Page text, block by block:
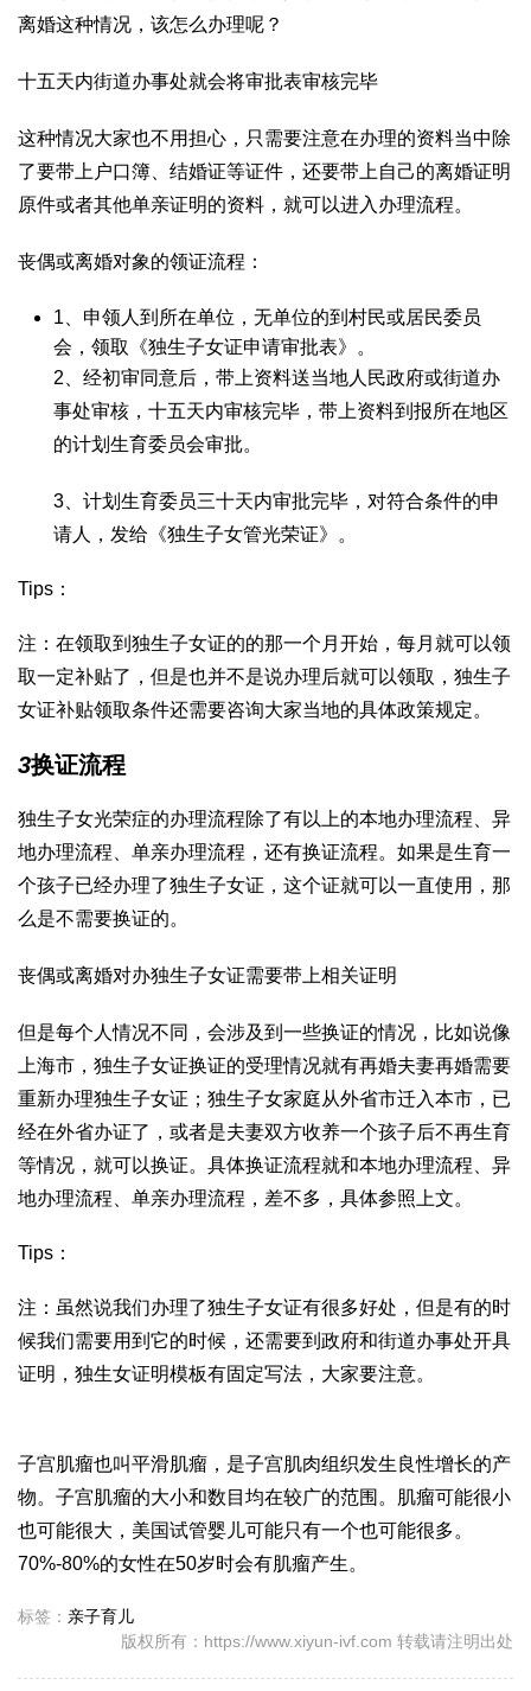
离婚这种情况，该怎么办理呢？
十五天内街道办事处就会将审批表审核完毕
这种情况大家也不用担心，只需要注意在办理的资料当中除
了要带上户口簿、结婚证等证件，还要带上自己的离婚证明
原件或者其他单亲证明的资料，就可以进入办理流程。
丧偶或离婚对象的领证流程：
1、申领人到所在单位，无单位的到村民或居民委员
会，领取《独生子女证申请审批表》。
2、经初审同意后，带上资料送当地人民政府或街道办
事处审核，十五天内审核完毕，带上资料到报所在地区
的计划生育委员会审批。
3、计划生育委员三十天内审批完毕，对符合条件的申
请人，发给《独生子女管光荣证》。
Tips：
注：在领取到独生子女证的的那一个月开始，每月就可以领
取一定补贴了，但是也并不是说办理后就可以领取，独生子
女证补贴领取条件还需要咨询大家当地的具体政策规定。
3换证流程
独生子女光荣症的办理流程除了有以上的本地办理流程、异
地办理流程、单亲办理流程，还有换证流程。如果是生育一
个孩子已经办理了独生子女证，这个证就可以一直使用，那
么是不需要换证的。
丧偶或离婚对办独生子女证需要带上相关证明
但是每个人情况不同，会涉及到一些换证的情况，比如说像
上海市，独生子女证换证的受理情况就有再婚夫妻再婚需要
重新办理独生子女证；独生子女家庭从外省市迁入本市，已
经在外省办证了，或者是夫妻双方收养一个孩子后不再生育
等情况，就可以换证。具体换证流程就和本地办理流程、异
地办理流程、单亲办理流程，差不多，具体参照上文。
Tips：
注：虽然说我们办理了独生子女证有很多好处，但是有的时
候我们需要用到它的时候，还需要到政府和街道办事处开具
证明，独生女证明模板有固定写法，大家要注意。
子宫肌瘤也叫平滑肌瘤，是子宫肌肉组织发生良性增长的产
物。子宫肌瘤的大小和数目均在较广的范围。肌瘤可能很小
也可能很大，美国试管婴儿可能只有一个也可能很多。
70%-80%的女性在50岁时会有肌瘤产生。
标签： 亲子育儿
版权所有：https://www.xiyun-ivf.com 转载请注明出处